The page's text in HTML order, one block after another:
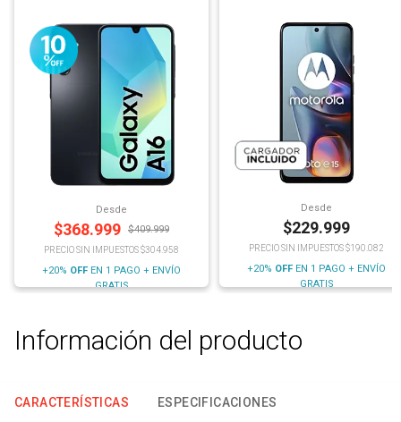
Desde
$368.999 $409.999
PRECIO SIN IMPUESTOS $304.958
+20% OFF EN 1 PAGO + ENVÍO
GRATIS
Desde
$229.999
PRECIO SIN IMPUESTOS $190.082
+20% OFF EN 1 PAGO + ENVÍO
GRATIS
Información del producto
CARACTERÍSTICAS ESPECIFICACIONES